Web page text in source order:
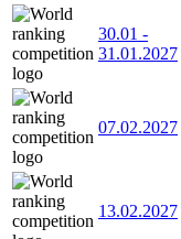
30.01 -
31.01.2027
07.02.2027
13.02.2027